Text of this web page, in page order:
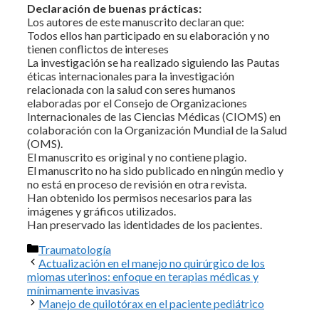
Declaración de buenas prácticas:
Los autores de este manuscrito declaran que:
Todos ellos han participado en su elaboración y no
tienen conflictos de intereses
La investigación se ha realizado siguiendo las Pautas
éticas internacionales para la investigación
relacionada con la salud con seres humanos
elaboradas por el Consejo de Organizaciones
Internacionales de las Ciencias Médicas (CIOMS) en
colaboración con la Organización Mundial de la Salud
(OMS).
El manuscrito es original y no contiene plagio.
El manuscrito no ha sido publicado en ningún medio y
no está en proceso de revisión en otra revista.
Han obtenido los permisos necesarios para las
imágenes y gráficos utilizados.
Han preservado las identidades de los pacientes.
Categorías
Traumatología
Actualización en el manejo no quirúrgico de los
miomas uterinos: enfoque en terapias médicas y
mínimamente invasivas
Manejo de quilotórax en el paciente pediátrico